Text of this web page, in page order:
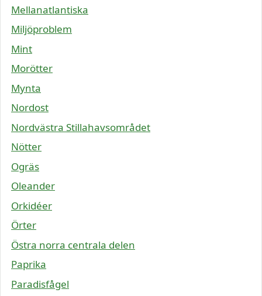
Mellanatlantiska
Miljöproblem
Mint
Morötter
Mynta
Nordost
Nordvästra Stillahavsområdet
Nötter
Ogräs
Oleander
Orkidéer
Örter
Östra norra centrala delen
Paprika
Paradisfågel